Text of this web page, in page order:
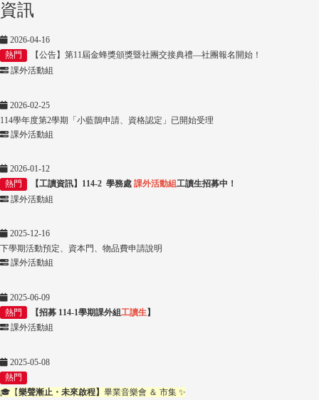
資訊
2026-04-16
熱門
【公告】第11屆金蜂獎頒獎暨社團交接典禮—社團報名開始！
課外活動組
2026-02-25
114學年度第2學期「小藍鵲申請、資格認定」已開始受理
課外活動組
2026-01-12
熱門
【工讀資訊】114-2 學務處課外活動組工讀生招募中！
課外活動組
2025-12-16
下學期活動預定、資本門、物品費申請說明
課外活動組
2025-06-09
熱門
【招募 114-1學期課外組工讀生】
課外活動組
2025-05-08
熱門
🎓【樂聲漸止・未來啟程】 畢業音樂會 ＆ 市集 ✨